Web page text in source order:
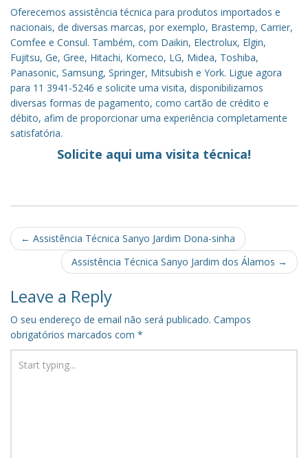
Oferecemos assistência técnica para produtos importados e
nacionais, de diversas marcas, por exemplo, Brastemp, Carrier,
Comfee e Consul. Também, com Daikin, Electrolux, Elgin,
Fujitsu, Ge, Gree, Hitachi, Komeco, LG, Midea, Toshiba,
Panasonic, Samsung, Springer, Mitsubish e York. Ligue agora
para 11 3941-5246 e solicite uma visita, disponibilizamos
diversas formas de pagamento, como cartão de crédito e
débito, afim de proporcionar uma experiência completamente
satisfatória.
Solicite aqui uma visita técnica!
Post
navigation
← Assistência Técnica Sanyo Jardim Dona-sinha
Assistência Técnica Sanyo Jardim dos Álamos →
Leave a Reply
O seu endereço de email não será publicado. Campos
obrigatórios marcados com *